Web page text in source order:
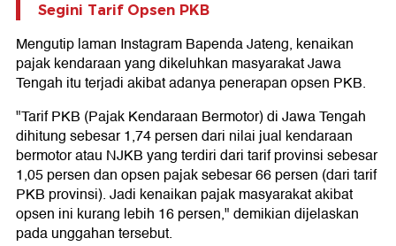
Segini Tarif Opsen PKB
Mengutip laman Instagram Bapenda Jateng, kenaikan
pajak kendaraan yang dikeluhkan masyarakat Jawa
Tengah itu terjadi akibat adanya penerapan opsen PKB.
"Tarif PKB (Pajak Kendaraan Bermotor) di Jawa Tengah
dihitung sebesar 1,74 persen dari nilai jual kendaraan
bermotor atau NJKB yang terdiri dari tarif provinsi sebesar
1,05 persen dan opsen pajak sebesar 66 persen (dari tarif
PKB provinsi). Jadi kenaikan pajak masyarakat akibat
opsen ini kurang lebih 16 persen," demikian dijelaskan
pada unggahan tersebut.